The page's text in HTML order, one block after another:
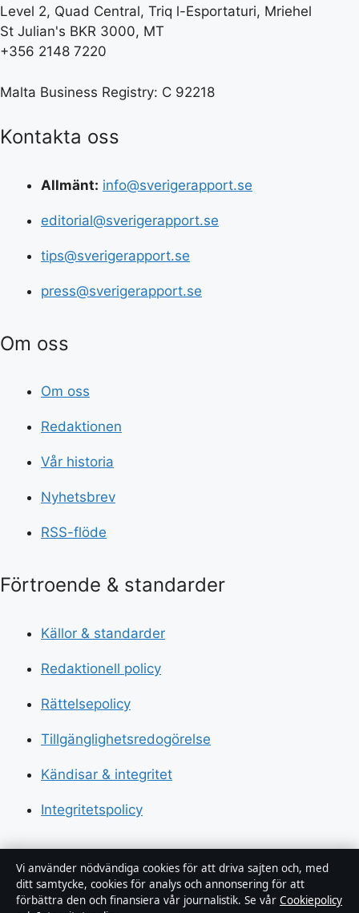
Level 2, Quad Central, Triq l-Esportaturi, Mriehel
St Julian's BKR 3000, MT
+356 2148 7220
Malta Business Registry: C 92218
Kontakta oss
Allmänt: info@sverigerapport.se
editorial@sverigerapport.se
tips@sverigerapport.se
press@sverigerapport.se
Om oss
Om oss
Redaktionen
Vår historia
Nyhetsbrev
RSS-flöde
Förtroende & standarder
Källor & standarder
Redaktionell policy
Rättelsepolicy
Tillgänglighetsredogörelse
Kändisar & integritet
Integritetspolicy
Om Sverigerapport i korthet
Sverigerapport är en oberoende svensk digital
Vi använder nödvändiga cookies för att driva sajten och, med
ditt samtycke, cookies för analys och annonsering för att
förbättra den och finansiera vår journalistik. Se vår Cookiepolicy